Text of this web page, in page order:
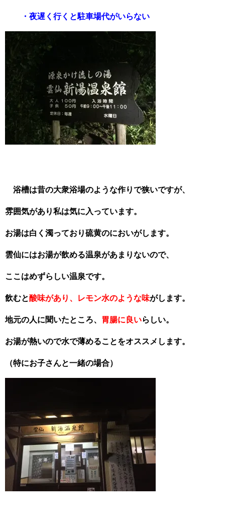
・夜遅く行くと駐車場代がいらない
浴槽は昔の大衆浴場のような作りで狭いですが、
雰囲気があり私は気に入っています。
お湯は白く濁っており硫黄のにおいがします。
雲仙にはお湯が飲める温泉があまりないので、
ここはめずらしい温泉です。
飲むと酸味があり、レモン水のような味がします。
地元の人に聞いたところ、 胃腸に良いらしい。
お湯が熱いので水で薄めることをオススメします。
（特にお子さんと一緒の場合）